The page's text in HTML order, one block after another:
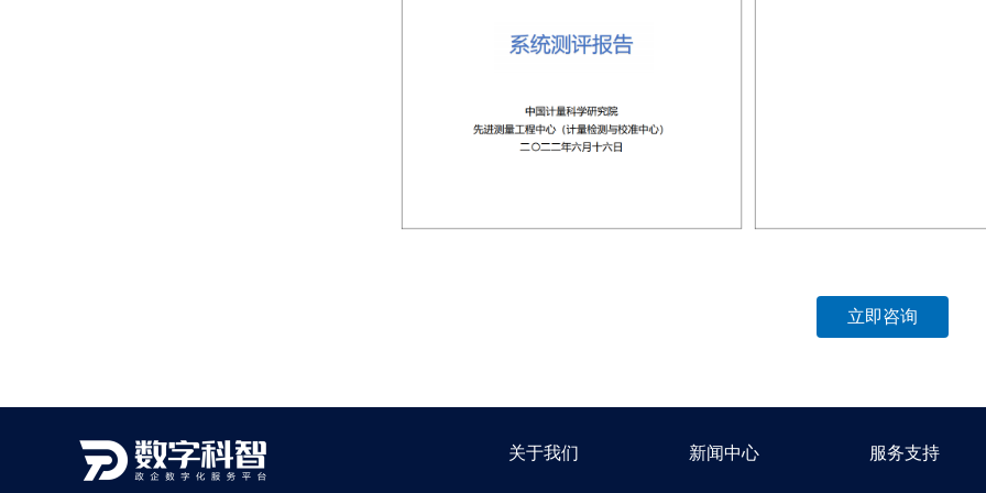
立即咨询
关于我们 新闻中心 服务支持